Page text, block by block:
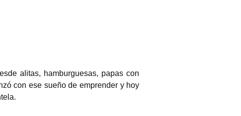
alitas, hamburguesas, papas con
con ese sueño de emprender y hoy